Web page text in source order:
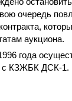
очередь
аукциона.
года
с КЗЖБК ДСК-1.